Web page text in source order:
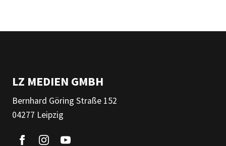
LZ MEDIEN GMBH
Bernhard Göring Straße 152
04277 Leipzig